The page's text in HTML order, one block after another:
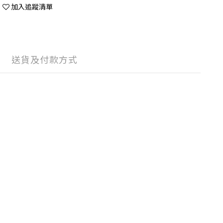
加入追蹤清單
送貨及付款方式